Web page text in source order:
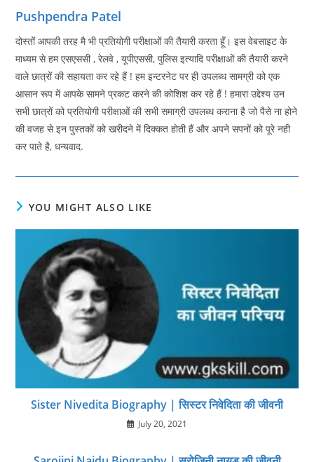
Pushpendra Patel
दोस्तों आपकी तरह मै भी प्रतियोगी परीक्षाओं की तैयारी करता हूँ। इस वेबसाइट के
माध्यम से हम एसएससी , रेलवे , यूपीएससी, पुलिस इत्यादि परीक्षाओं की तैयारी करने
वाले छात्रों की सहायता कर रहे हैं ! हम इन्टरनेट पर ही उपलब्ध सामग्री को एक
आसान रूप में आपके सामने प्रकट करने की कोशिश कर रहे हैं ! हमारा उद्देश्य उन
सभी छात्रों को प्रतियोगी परीक्षाओं की सभी समाग्री उपलब्ध कराना है जो पैसे ना होने
की वजह से इन पुस्तकों को खरीदने में दिक्कत होती हैं और अपने सपनों को पूरे नही
कर पाते है, धन्यवाद.
YOU MIGHT ALSO LIKE
Sister Nivedita Biography | सिस्टर निवेदिता की जीवनी
July 20, 2021